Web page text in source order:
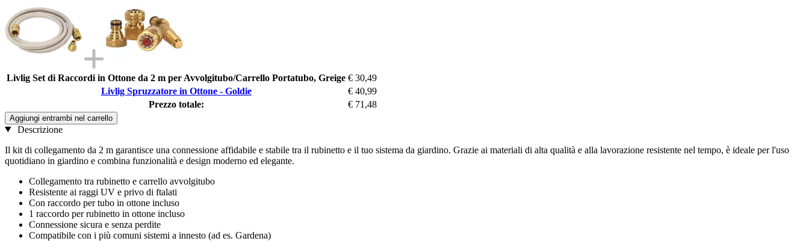
Livlig Set di Raccordi in Ottone da 2 m per Avvolgitubo/Carrello Portatubo, Greige € 30,49
Livlig Spruzzatore in Ottone - Goldie
€ 40,99
Prezzo totale:
€ 71,48
Aggiungi entrambi nel carrello
Descrizione
Il kit di collegamento da 2 m garantisce una connessione affidabile e stabile tra il rubinetto e il tuo sistema da giardino. Grazie ai materiali di alta qualità e alla lavorazione resistente nel tempo, è ideale per l'uso
quotidiano in giardino e combina funzionalità e design moderno ed elegante.
Collegamento tra rubinetto e carrello avvolgitubo
Resistente ai raggi UV e privo di ftalati
Con raccordo per tubo in ottone incluso
1 raccordo per rubinetto in ottone incluso
Connessione sicura e senza perdite
Compatibile con i più comuni sistemi a innesto (ad es. Gardena)